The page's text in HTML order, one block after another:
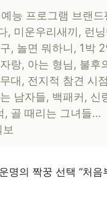
능 프로그램 브랜드
, 미운우리새끼, 런
, 놀면 뭐하니, 1박
랑, 아는 형님, 불후
대, 전지적 참견 시
남자들, 백패커, 신
, 골 때리는 그녀들…
명의 짝꿍 선택 “처음